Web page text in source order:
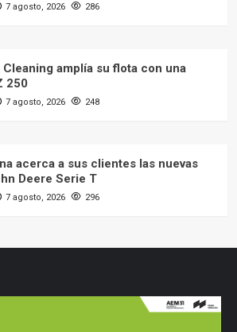
7 agosto, 2026 286
amplía su flota con una
250
7 agosto, 2026 248
acerca a sus clientes las nuevas
Deere Serie T
7 agosto, 2026 296